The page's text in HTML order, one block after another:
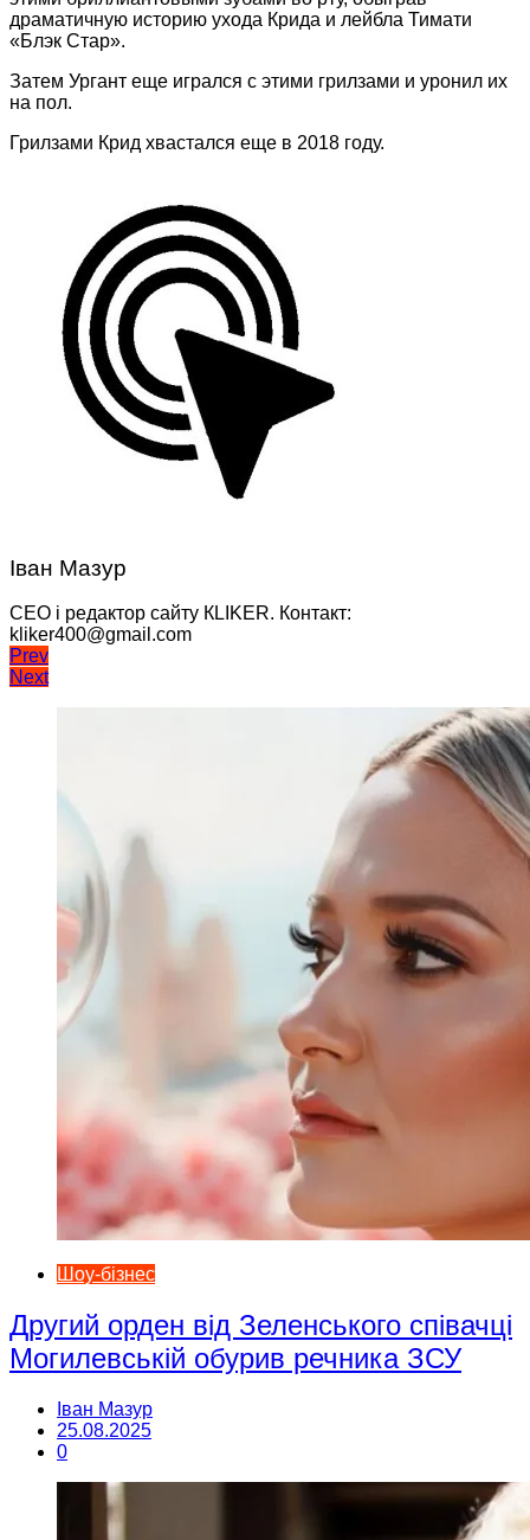
драматичную историю ухода Крида и лейбла Тимати
«Блэк Стар».
Затем Ургант еще игрался с этими грилзами и уронил их
на пол.
Грилзами Крид хвастался еще в 2018 году.
Іван Мазур
CEO і редактор сайту КLIKER. Контакт:
kliker400@gmail.com
Навігація
записів
Prev
Next
Шоу-бізнес
Другий орден від Зеленського співачці
Могилевській обурив речника ЗСУ
Іван Мазур
25.08.2025
0